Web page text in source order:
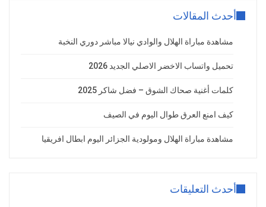
أحدث المقالات
مشاهدة مباراة الهلال والوادي نيالا مباشر دوري النخبة
تحميل واتساب الاخضر الاصلي الجديد 2026
كلمات أغنية صحاك الشوق – فضل شاكر 2025
كيف امنع العرق طوال اليوم في الصيف
مشاهدة مباراة الهلال ومولودية الجزائر اليوم ابطال افريقيا
أحدث التعليقات